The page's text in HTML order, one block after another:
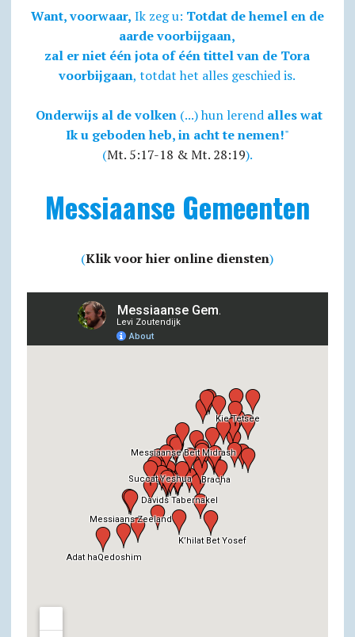
Want, voorwaar, Ik zeg u: Totdat de hemel en de
aarde voorbijgaan,
zal er niet één jota of één tittel van de Tora
voorbijgaan, totdat het alles geschied is.
Onderwijs al de volken(...) hun lerend alles wat
Ik u geboden heb, in acht te nemen!"
(Mt. 5:17-18 & Mt. 28:19).
Messiaanse Gemeenten
(Klik voor hier online diensten)